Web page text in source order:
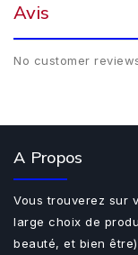
Avis
No customer
A Propos
Vous trouverez sur
large choix de
beauté, et bien